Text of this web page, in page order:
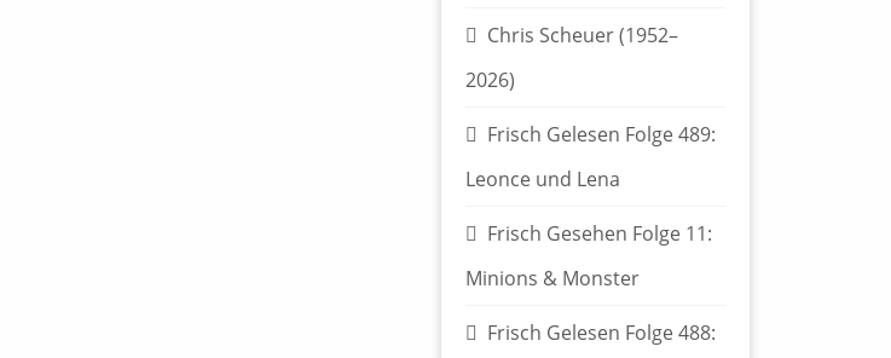
Chris Scheuer (1952–
2026)
Frisch Gelesen Folge 489:
Leonce und Lena
Frisch Gesehen Folge 11:
Minions & Monster
Frisch Gelesen Folge 488: